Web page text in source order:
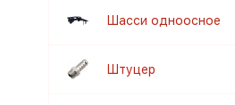
Шасси одноосное
Штуцер